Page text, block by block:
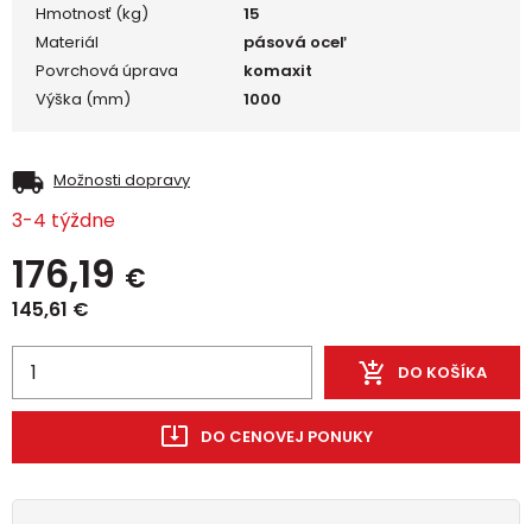
Hmotnosť (kg)
15
Materiál
pásová oceľ
Povrchová úprava
komaxit
Výška (mm)
1000
Možnosti dopravy
3-4 týždne
176,19 €
145,61 €
DO KOŠÍKA
DO CENOVEJ PONUKY